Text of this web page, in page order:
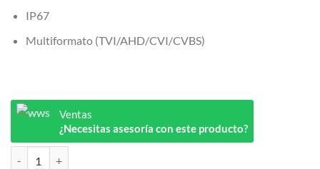
IP67
Multiformato (TVI/AHD/CVI/CVBS)
Ventas
¿Necesitas asesoría con este producto?